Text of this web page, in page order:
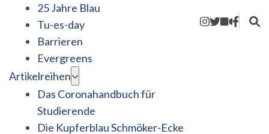
25 Jahre Blau
Tu-es-day
Barrieren
Evergreens
Artikelreihen
Das Coronahandbuch für
Studierende
Die Kupferblau Schmöker-Ecke